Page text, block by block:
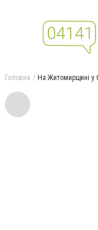
Головна На Житомирщині у